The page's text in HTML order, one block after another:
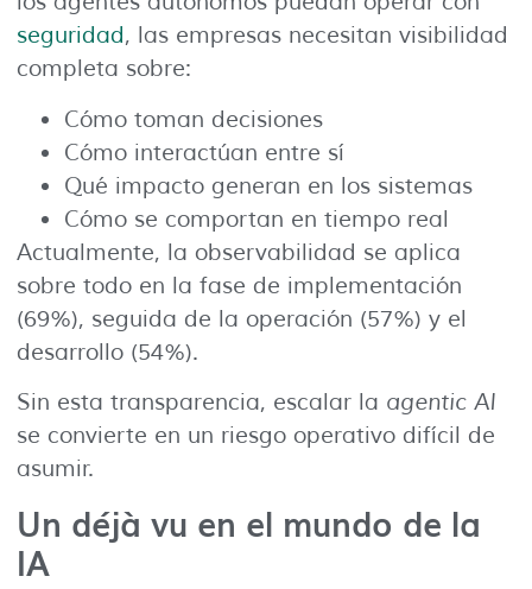
seguridad, las empresas necesitan visibilidad
completa sobre:
Cómo toman decisiones
Cómo interactúan entre sí
Qué impacto generan en los sistemas
Cómo se comportan en tiempo real
Actualmente, la observabilidad se aplica
sobre todo en la fase de implementación
(69%), seguida de la operación (57%) y el
desarrollo (54%).
Sin esta transparencia, escalar la agentic AI
se convierte en un riesgo operativo difícil de
asumir.
Un déjà vu en el mundo de la
IA